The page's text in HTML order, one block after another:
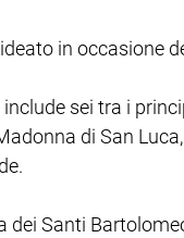
in occasione
sei tra i
di San
dei Santi